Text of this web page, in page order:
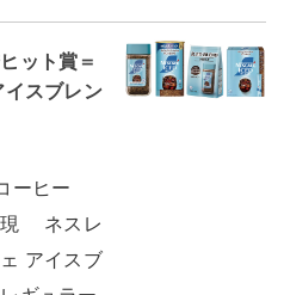
ット賞＝
イスブレン
ーヒー
現 ネスレ
アイスブ